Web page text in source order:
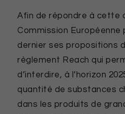
Afin de répondre à cette
Commission Européenne
dernier ses propositions
règlement Reach qui
d’interdire, à l’horizon
quantité de substances
dans les produits de